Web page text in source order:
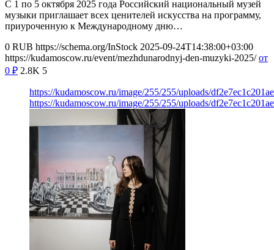
С 1 по 5 октября 2025 года Российский национальный музей
музыки приглашает всех ценителей искусства на программу,
приуроченную к Международному дню…
0 RUB https://schema.org/InStock 2025-09-24T14:38:00+03:00
https://kudamoscow.ru/event/mezhdunarodnyj-den-muzyki-2025/ от
0 ₽ 2.8K 5
https://kudamoscow.ru/image/255/255/uploads/
https://kudamoscow.ru/image/255/255/uploads/